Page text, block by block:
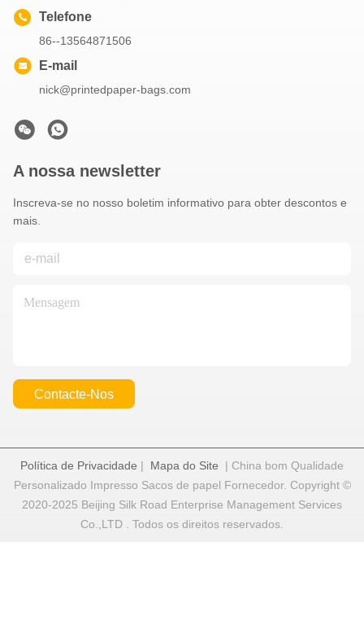
Telefone
86--13564871506
E-mail
nick@printedpaper-bags.com
A nossa newsletter
Inscreva-se no nosso boletim informativo para obter descontos e
mais.
Contacte-Nos
Política de Privacidade | Mapa do Site | China bom Qualidade
Personalizado Impresso Sacos de papel Fornecedor. Copyright ©
2020-2025 Beijing Silk Road Enterprise Management Services
Co.,LTD . Todos os direitos reservados.